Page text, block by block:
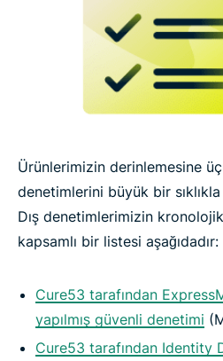
Ürünlerimizin derinlemesine
denetimlerini büyük bir sıklıkla
Dış denetimlerimizin
kapsamlı bir listesi aşağıdadır:
Cure53 tarafından
yapılmış güvenli denetimi
Cure53 tarafından Identity